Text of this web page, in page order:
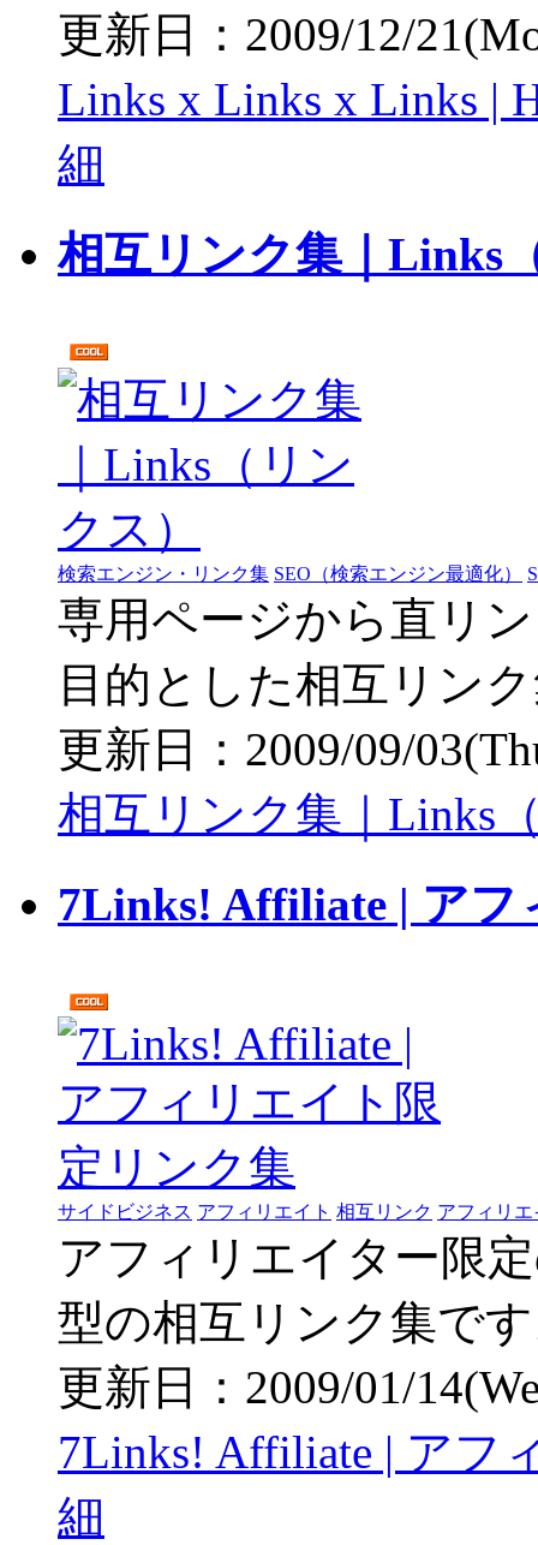
更新日：2009/12/
Links x Links x Links |
細
相互リンク集｜Links
検索エンジン・リンク集 SEO（検索エンジン最適化）
専用ページから直リ
目的とした相互リン
更新日：2009/09/
相互リンク集｜Links
7Links! Affiliate | アフ
サイドビジネス アフィリエイト 相互リンク アフィリエ
アフィリエイター限
型の相互リンク集で
更新日：2009/01/
7Links! Affiliate | アフ
細